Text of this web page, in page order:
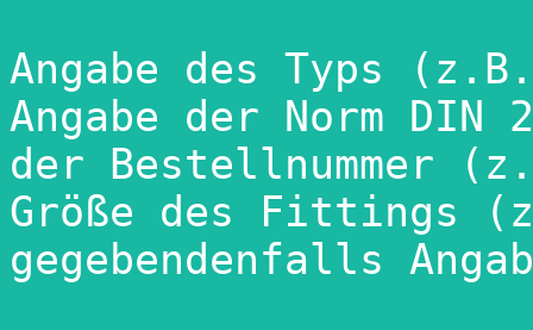
Angabe des Typs
Angabe der Norm DIN
der Bestellnummer
Größe des Fittings
gegebendenfalls